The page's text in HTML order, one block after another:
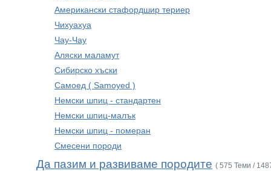
Американски стафордшир териер
Чихуахуа
Чау-Чау
Аляски маламут
Сибирско хъски
Самоед ( Samoyed )
Немски шпиц - стандартен
Немски шпиц-малък
Немски шпиц - померан
Смесени породи
Да пазим и развиваме породите ( 575 Теми /